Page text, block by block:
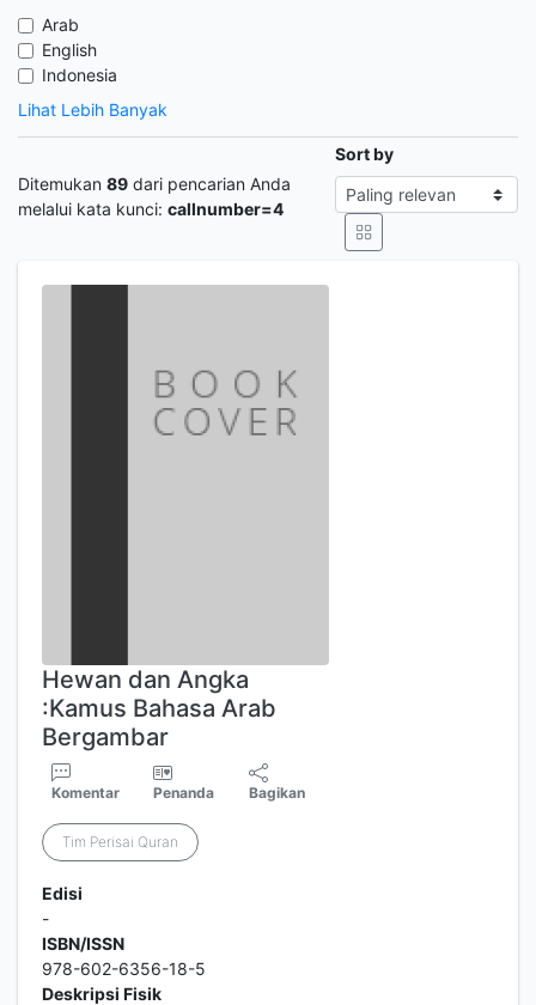
Arab
English
Indonesia
Lihat Lebih Banyak
Ditemukan 89 dari pencarian Anda
melalui kata kunci: callnumber=4
Sort by
Hewan dan Angka
:Kamus Bahasa Arab
Bergambar
Komentar Penanda Bagikan
Tim Perisai Quran
Edisi
-
ISBN/ISSN
978-602-6356-18-5
Deskripsi Fisik